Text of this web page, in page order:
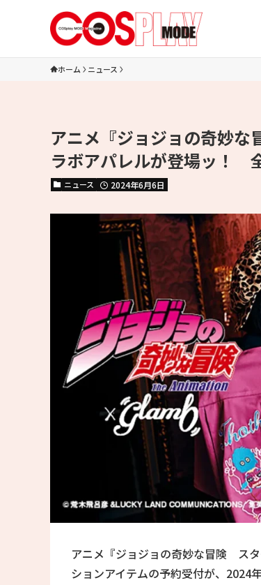
ホーム ニュース
アニメ『ジョジョの奇妙
ラボアパレルが登場ッ！
ニュース 2024年6月6日
アニメ『ジョジョの奇妙な冒険 ス
ションアイテムの予約受付が、2024